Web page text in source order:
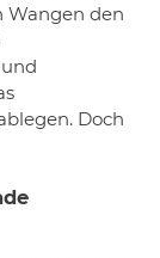
Wangen den
Doch